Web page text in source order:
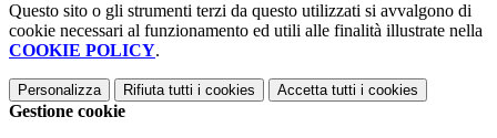
Questo sito o gli strumenti terzi da questo utilizzati si avvalgono di
cookie necessari al funzionamento ed utili alle finalità illustrate nella
COOKIE POLICY.
Personalizza Rifiuta tutti i cookies Accetta tutti i cookies
Gestione cookie